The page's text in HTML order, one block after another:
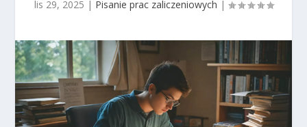
lis 29, 2025 | Pisanie prac zaliczeniowych |